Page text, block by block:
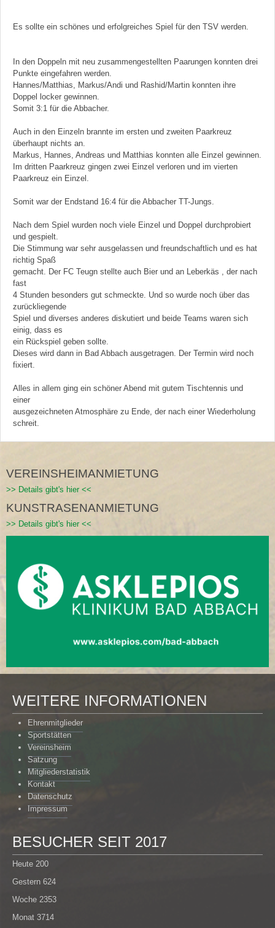
Es sollte ein schönes und erfolgreiches Spiel für den TSV werden.
In den Doppeln mit neu zusammengestellten Paarungen konnten drei
Punkte eingefahren werden.
Hannes/Matthias, Markus/Andi und Rashid/Martin konnten ihre
Doppel locker gewinnen.
Somit 3:1 für die Abbacher.
Auch in den Einzeln brannte im ersten und zweiten Paarkreuz
überhaupt nichts an.
Markus, Hannes, Andreas und Matthias konnten alle Einzel gewinnen.
Im dritten Paarkreuz gingen zwei Einzel verloren und im vierten
Paarkreuz ein Einzel.
Somit war der Endstand 16:4 für die Abbacher TT-Jungs.
Nach dem Spiel wurden noch viele Einzel und Doppel durchprobiert
und gespielt.
Die Stimmung war sehr ausgelassen und freundschaftlich und es hat
richtig Spaß
gemacht. Der FC Teugn stellte auch Bier und an Leberkäs , der nach
fast
4 Stunden besonders gut schmeckte. Und so wurde noch über das
zurückliegende
Spiel und diverses anderes diskutiert und beide Teams waren sich
einig, dass es
ein Rückspiel geben sollte.
Dieses wird dann in Bad Abbach ausgetragen. Der Termin wird noch
fixiert.
Alles in allem ging ein schöner Abend mit gutem Tischtennis und
einer
ausgezeichneten Atmosphäre zu Ende, der nach einer Wiederholung
schreit.
VEREINSHEIMANMIETUNG
>> Details gibt's hier <<
KUNSTRASENANMIETUNG
>> Details gibt's hier <<
WEITERE INFORMATIONEN
Ehrenmitglieder
Sportstätten
Vereinsheim
Satzung
Mitgliederstatistik
Kontakt
Datenschutz
Impressum
BESUCHER SEIT 2017
Heute 200
Gestern 624
Woche 2353
Monat 3714